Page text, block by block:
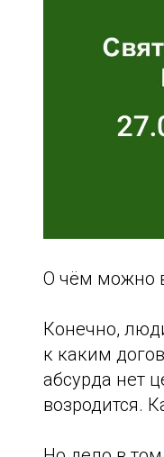
О чём можно
Конечно,
к каким
абсурда нет
возродится.